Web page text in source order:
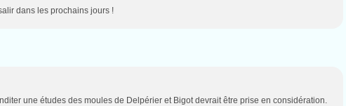
dans les prochains jours !
une études des moules de Delpérier et Bigot devrait être prise en considération.